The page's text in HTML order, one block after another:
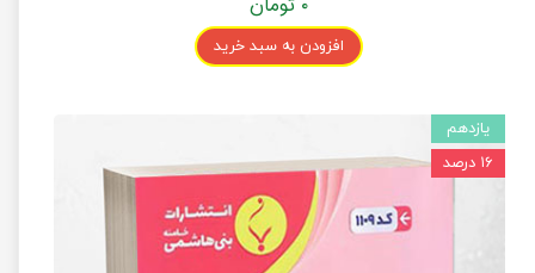
افزودن به سبد خرید
یازدهم
۱۶ درصد